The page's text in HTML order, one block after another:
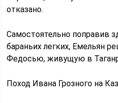
отказано.
Самостоятельно поправив
бараньих легких, Емельян
Федосью, живущую в
Поход Ивана Грозного на